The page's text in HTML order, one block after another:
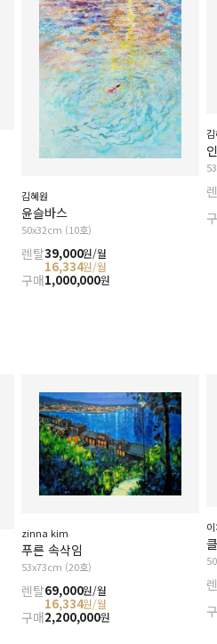
김혜원
윤슬바스
50x32cm (10호)
렌탈39,000원/월
16,334원/월
구매1,000,000원
zinna kim
푸른 속삭임
53x73cm (20호)
렌탈69,000원/월
16,334원/월
구매2,200,000원